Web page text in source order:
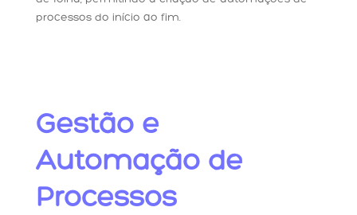
processos do início ao fim.
Gestão e
Automação de
Processos